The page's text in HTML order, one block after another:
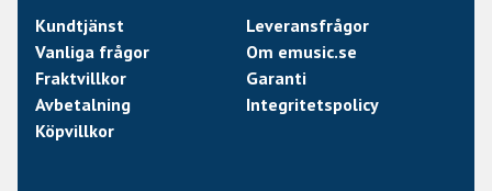
Kundtjänst
Leveransfrågor
Vanliga frågor
Om emusic.se
Fraktvillkor
Garanti
Avbetalning
Integritetspolicy
Köpvillkor